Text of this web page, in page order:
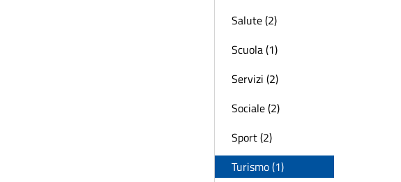
Salute (2)
Scuola (1)
Servizi (2)
Sociale (2)
Sport (2)
Turismo (1)